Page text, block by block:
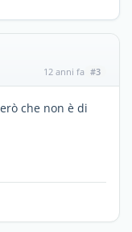
12 anni fa #3
che non è di